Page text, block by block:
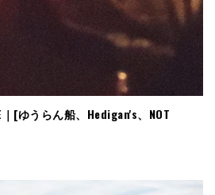
[ゆうらん船、Hedigan's、NOT